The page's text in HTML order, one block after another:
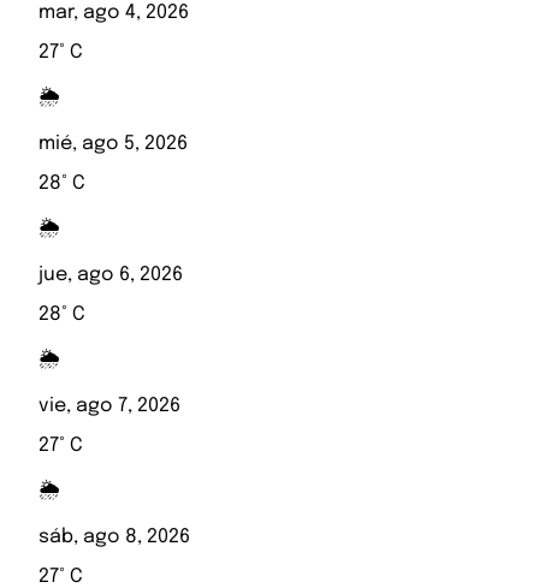
mar, ago 4, 2026
27° C
🌦️
mié, ago 5, 2026
28° C
🌦️
jue, ago 6, 2026
28° C
🌦️
vie, ago 7, 2026
27° C
🌦️
sáb, ago 8, 2026
27° C